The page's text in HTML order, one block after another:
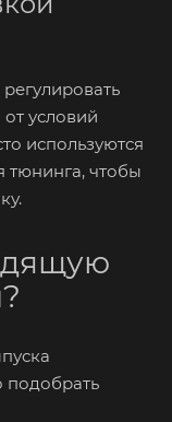
условий
используются
тюнинга, чтобы
подобрать